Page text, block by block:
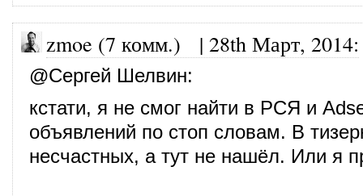
zmoe (7 комм.) | 28th Март, 2014:
@Сергей Шелвин:
кстати, я не смог найти в РСЯ и
объявлений по стоп словам. В
несчастных, а тут не нашёл. Или я